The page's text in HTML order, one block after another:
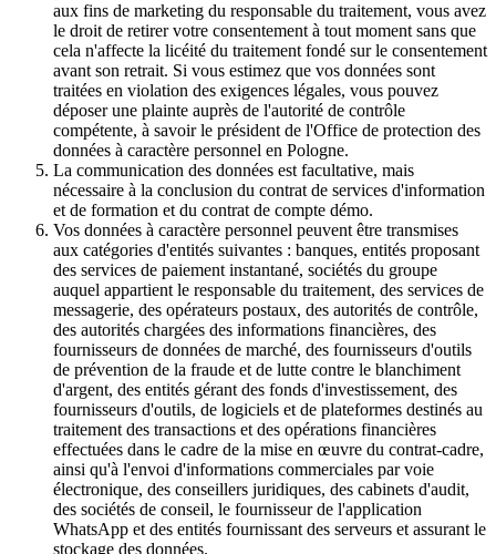
aux fins de marketing du responsable du traitement, vous avez
le droit de retirer votre consentement à tout moment sans que
cela n'affecte la licéité du traitement fondé sur le consentement
avant son retrait. Si vous estimez que vos données sont
traitées en violation des exigences légales, vous pouvez
déposer une plainte auprès de l'autorité de contrôle
compétente, à savoir le président de l'Office de protection des
données à caractère personnel en Pologne.
La communication des données est facultative, mais
nécessaire à la conclusion du contrat de services d'information
et de formation et du contrat de compte démo.
Vos données à caractère personnel peuvent être transmises
aux catégories d'entités suivantes : banques, entités proposant
des services de paiement instantané, sociétés du groupe
auquel appartient le responsable du traitement, des services de
messagerie, des opérateurs postaux, des autorités de contrôle,
des autorités chargées des informations financières, des
fournisseurs de données de marché, des fournisseurs d'outils
de prévention de la fraude et de lutte contre le blanchiment
d'argent, des entités gérant des fonds d'investissement, des
fournisseurs d'outils, de logiciels et de plateformes destinés au
traitement des transactions et des opérations financières
effectuées dans le cadre de la mise en œuvre du contrat-cadre,
ainsi qu'à l'envoi d'informations commerciales par voie
électronique, des conseillers juridiques, des cabinets d'audit,
des sociétés de conseil, le fournisseur de l'application
WhatsApp et des entités fournissant des serveurs et assurant le
stockage des données.